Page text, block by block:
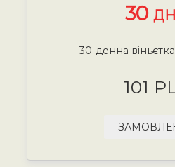
30
30-денна
101